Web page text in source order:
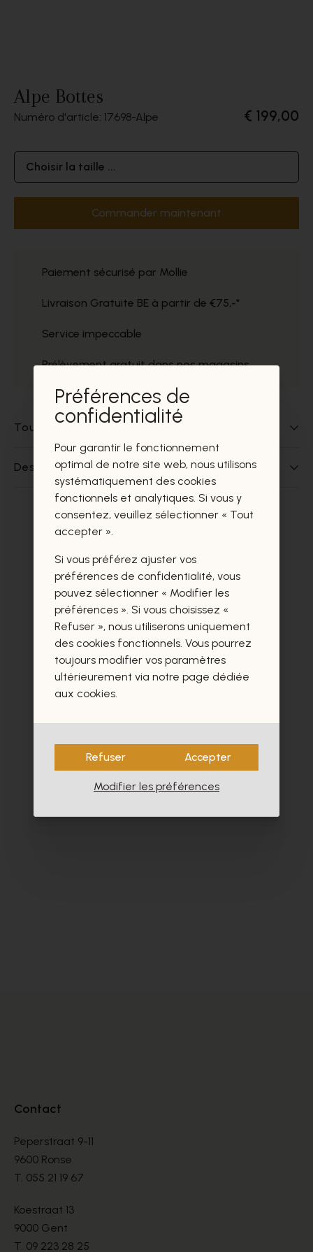
Alpe Bottes
Numéro d'article: 17698 Alpe € 199,00
Choisir la taille ...
Commander maintenant
Paiement sécurisé par Mollie
Livraison Gratuite BE à partir de €75,-*
Service impeccable
Prélèvement gratuit dans nos magasins
Tout sur ce produit
Des questions sur ce produit?
Ces produits vous intéresseront
certainement aussi.
Contact
Peperstraat 9-11
9600 Ronse
T. 055 21 19 67
Koestraat 13
9000 Gent
T. 09 223 28 25
Préférences de
confidentialité
Pour garantir le fonctionnement
optimal de notre site web, nous utilisons
systématiquement des cookies
fonctionnels et analytiques. Si vous y
consentez, veuillez sélectionner « Tout
accepter ».
Si vous préférez ajuster vos
préférences de confidentialité, vous
pouvez sélectionner « Modifier les
préférences ». Si vous choisissez «
Refuser », nous utiliserons uniquement
des cookies fonctionnels. Vous pourrez
toujours modifier vos paramètres
ultérieurement via notre page dédiée
aux cookies.
Refuser Accepter
Modifier les préférences